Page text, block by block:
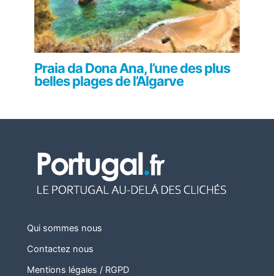
Praia da Dona Ana, l’une des plus
belles plages de l’Algarve
Qui sommes nous
Contactez nous
Mentions légales / RGPD